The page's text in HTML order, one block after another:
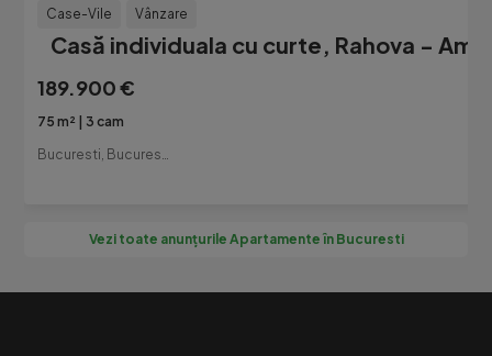
Case-Vile Vânzare
Casă individuala cu curte, Rahova -
189.900 €
75 m²
3 cam
Vezi toate anunțurile Apartamente în Bucuresti